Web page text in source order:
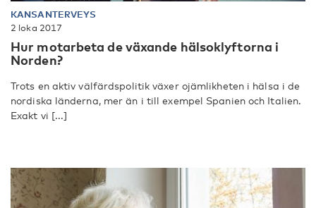
KANSANTERVEYS
2 loka 2017
Hur motarbeta de växande hälsoklyftorna i
Norden?
Trots en aktiv välfärdspolitik växer ojämlikheten i hälsa i de
nordiska länderna, mer än i till exempel Spanien och Italien.
Exakt vi [...]